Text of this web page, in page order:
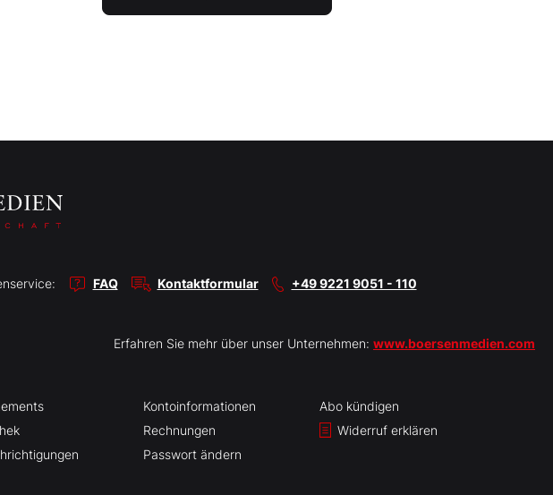
FAQ Kontaktformular +49 9221 9051 - 110
Erfahren Sie mehr über unser Unternehmen: www.boersenmedien.com
Kontoinformationen
Rechnungen
Passwort ändern
Abo kündigen
Widerruf erklären